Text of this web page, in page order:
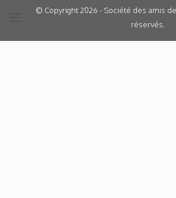
© Copyright 2026 - Société des amis
réservés.